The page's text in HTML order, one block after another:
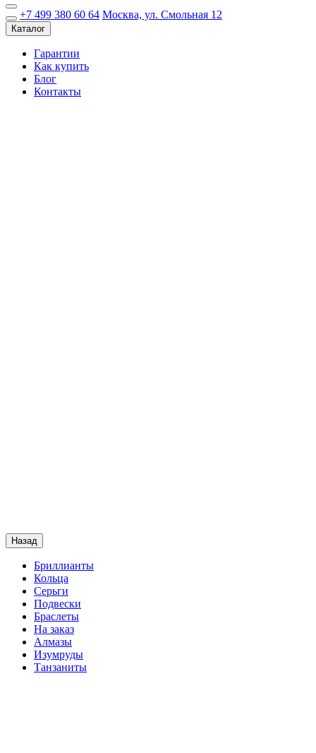
+7 499 380 60 64 Москва, ул. Смольная 12
Каталог
Гарантии
Как купить
Блог
Контакты
Назад
Бриллианты
Кольца
Серьги
Подвески
Браслеты
На заказ
Алмазы
Изумруды
Танзаниты